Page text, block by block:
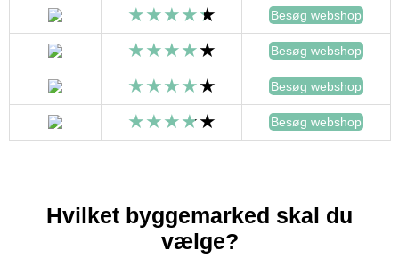
Besøg webshop
Besøg webshop
Besøg webshop
Besøg webshop
Hvilket byggemarked skal du
vælge?